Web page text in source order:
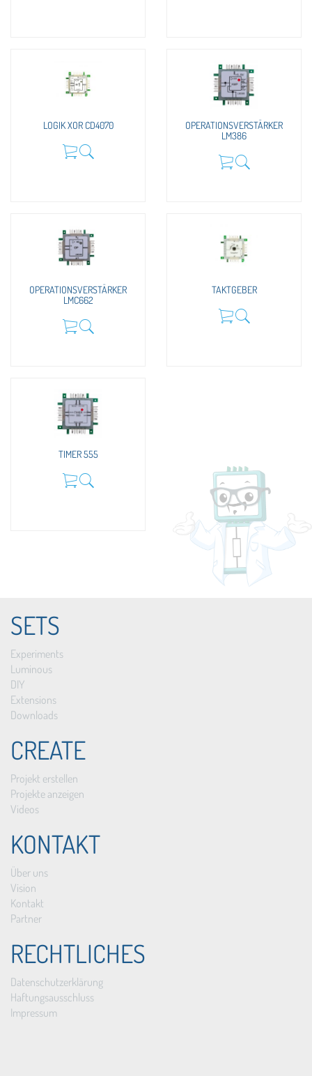
LOGIK XOR CD4070
OPERATIONSVERSTÄRKER
LM386
OPERATIONSVERSTÄRKER
LMC662
TAKTGEBER
TIMER 555
SETS
Experiments
Luminous
DIY
Extensions
Downloads
CREATE
Projekt erstellen
Projekte anzeigen
Videos
KONTAKT
Über uns
Vision
Kontakt
Partner
RECHTLICHES
Datenschutzerklärung
Haftungsausschluss
Impressum